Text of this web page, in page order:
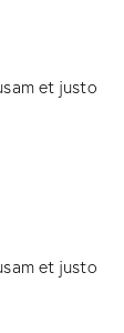
et justo
et justo